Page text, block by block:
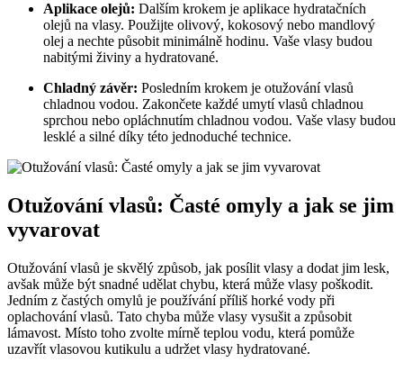
Aplikace olejů: Dalším krokem je aplikace hydratačních
olejů na vlasy. Použijte olivový, kokosový nebo mandlový
olej a nechte působit minimálně hodinu. Vaše vlasy budou
nabitými živiny a hydratované.
Chladný závěr: Posledním krokem je otužování vlasů
chladnou vodou. Zakončete každé umytí vlasů chladnou
sprchou nebo opláchnutím chladnou vodou. Vaše vlasy budou
lesklé a silné díky této jednoduché technice.
Otužování vlasů: Časté omyly a jak se jim
vyvarovat
Otužování vlasů je skvělý způsob, jak posílit vlasy a dodat jim lesk,
avšak může být snadné udělat chybu, která může vlasy poškodit.
Jedním z častých omylů je používání příliš horké vody při
oplachování vlasů. Tato chyba může vlasy vysušit a způsobit
lámavost. Místo toho zvolte mírně teplou vodu, která pomůže
uzavřít vlasovou kutikulu a udržet vlasy hydratované.